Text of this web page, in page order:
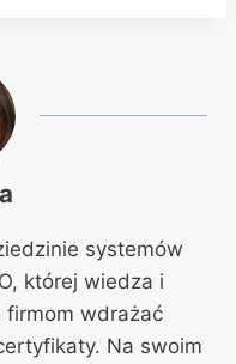
systemów
której wiedza i
firmom wdrażać
Na swoim